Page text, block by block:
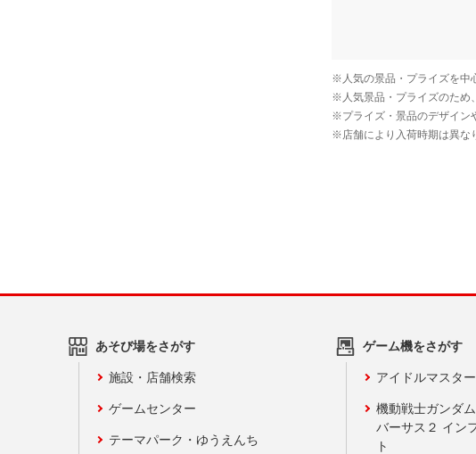
あそび場をさがす
施設・店舗検索
ゲームセンター
テーマパーク・ゆうえんち
ゲーム機をさがす
アイドルマスタ
機動戦士ガンダ
バーサス２ イン
ト